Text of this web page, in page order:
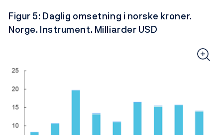
Figur 5: Daglig omsetning i norske kroner.
Norge. Instrument. Milliarder USD